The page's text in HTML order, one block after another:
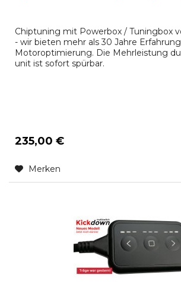
Chiptuning mit Powerbox / Tuningbox
- wir bieten mehr als 30 Jahre
Motoroptimierung. Die Mehrleistung
unit ist sofort spürbar.
235,00 €
Merken